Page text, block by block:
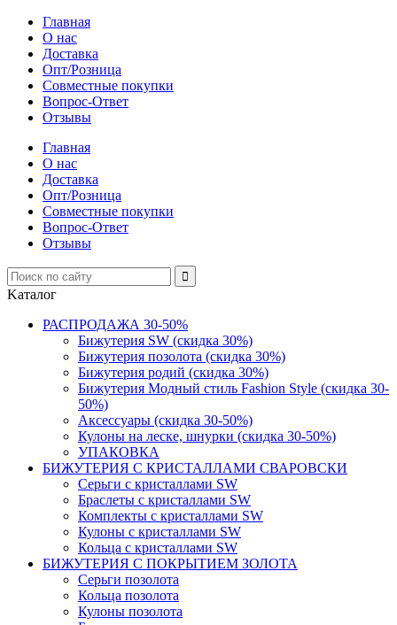
Главная
О нас
Доставка
Опт/Розница
Совместные покупки
Вопрос-Ответ
Отзывы
Главная
О нас
Доставка
Опт/Розница
Совместные покупки
Вопрос-Ответ
Отзывы
Kаталог
РАСПРОДАЖА 30-50%
Бижутерия SW (скидка 30%)
Бижутерия позолота (скидка 30%)
Бижутерия родий (скидка 30%)
Бижутерия Модный стиль Fashion Style (скидка 30-
50%)
Аксессуары (скидка 30-50%)
Кулоны на леске, шнурки (скидка 30-50%)
УПАКОВКА
БИЖУТЕРИЯ С КРИСТАЛЛАМИ СВАРОВСКИ
Серьги с кристаллами SW
Браслеты с кристаллами SW
Комплекты c кристаллами SW
Кулоны с кристаллами SW
Кольца с кристаллами SW
БИЖУТЕРИЯ С ПОКРЫТИЕМ ЗОЛОТА
Серьги позолота
Кольца позолота
Кулоны позолота